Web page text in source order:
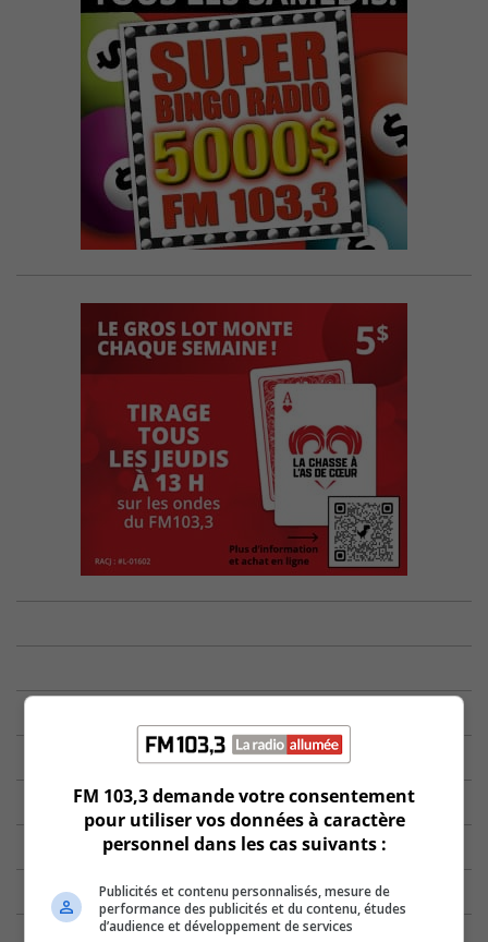
FM 103,3 demande votre consentement
pour utiliser vos données à caractère
personnel dans les cas suivants :
Publicités et contenu personnalisés, mesure de
performance des publicités et du contenu, études
d’audience et développement de services